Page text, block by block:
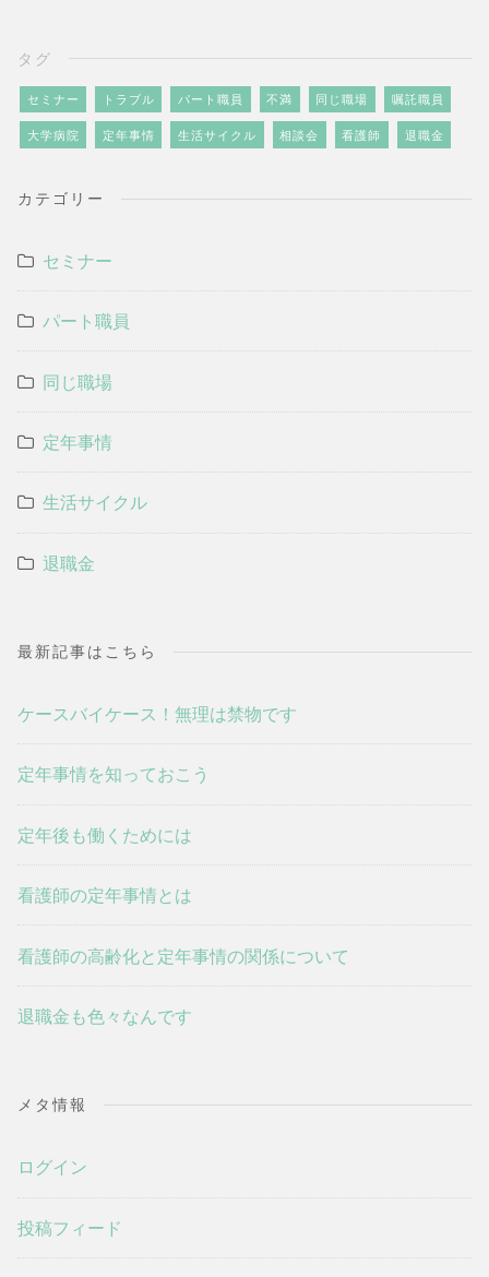
タグ
セミナー トラブル パート職員 不満 同じ職場 嘱託職員
大学病院 定年事情 生活サイクル 相談会 看護師 退職金
カテゴリー
セミナー
パート職員
同じ職場
定年事情
生活サイクル
退職金
最新記事はこちら
ケースバイケース！無理は禁物です
定年事情を知っておこう
定年後も働くためには
看護師の定年事情とは
看護師の高齢化と定年事情の関係について
退職金も色々なんです
メタ情報
ログイン
投稿フィード